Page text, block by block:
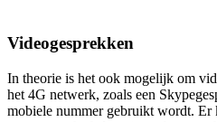
Videogesprekken
In theorie is het ook mogelijk om
het 4G netwerk, zoals een
mobiele nummer gebruikt wordt. Er